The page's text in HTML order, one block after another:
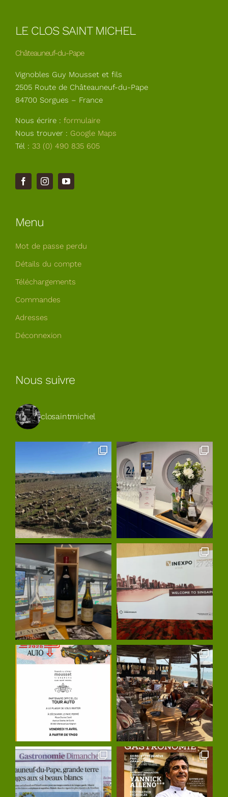
LE CLOS SAINT MICHEL
Châteauneuf-du-Pape
Vignobles Guy Mousset et fils
2505 Route de Châteauneuf-du-Pape
84700 Sorgues – France
Nous écrire : formulaire
Nous trouver : Google Maps
Tél : 33 (0) 490 835 605
Menu
Mot de passe perdu
Détails du compte
Téléchargements
Commandes
Adresses
Déconnexion
Nous suivre
closaintmichel